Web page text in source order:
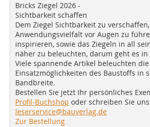
Bricks Ziegel 2026 -
Sichtbarkeit schaffen
Dem Ziegel Sichtbarkeit zu
Anwendungsvielfalt vor Augen zu
inspirieren, sowie das Ziegeln in all
näher zu beleuchten, darum geht es in
Viele spannende Artikel beleuchten die
Einsatzmöglichkeiten des Baustoffs in
Bandbreite.
Bestellen Sie jetzt Ihr persönliches
Profil-Buchshop oder schreiben Sie
leserservice@bauverlag.de
Zur Bestellung